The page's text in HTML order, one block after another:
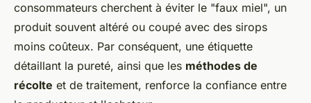
consommateurs cherchent à éviter le "faux miel", un
produit souvent altéré ou coupé avec des sirops
moins coûteux. Par conséquent, une étiquette
détaillant la pureté, ainsi que les méthodes de
récolte et de traitement, renforce la confiance entre